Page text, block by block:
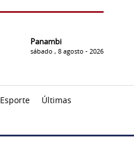
Panambi
sábado , 8 agosto - 2026
Esporte
Últimas